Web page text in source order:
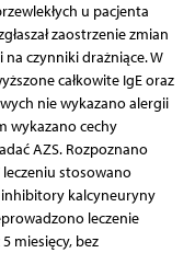
u pacjenta
zaostrzenie zmian
czynniki drażniące. W
całkowite IgE oraz
nie wykazano alergii
wykazano cechy
AZS. Rozpoznano
leczeniu stosowano
kalcyneuryny
leczenie
miesięcy, bez